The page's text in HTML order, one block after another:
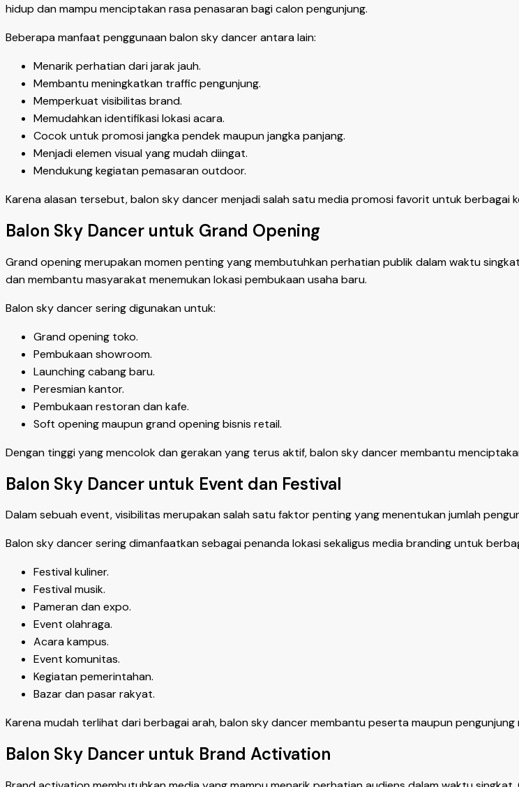
hidup dan mampu menciptakan rasa penasaran bagi calon pengunjung.
Beberapa manfaat penggunaan balon sky dancer antara lain:
Menarik perhatian dari jarak jauh.
Membantu meningkatkan traffic pengunjung.
Memperkuat visibilitas brand.
Memudahkan identifikasi lokasi acara.
Cocok untuk promosi jangka pendek maupun jangka panjang.
Menjadi elemen visual yang mudah diingat.
Mendukung kegiatan pemasaran outdoor.
Karena alasan tersebut, balon sky dancer menjadi salah satu media promosi favorit untuk berbagai
Balon Sky Dancer untuk Grand Opening
Grand opening merupakan momen penting yang membutuhkan perhatian publik dalam waktu
dan membantu masyarakat menemukan lokasi pembukaan usaha baru.
Balon sky dancer sering digunakan untuk:
Grand opening toko.
Pembukaan showroom.
Launching cabang baru.
Peresmian kantor.
Pembukaan restoran dan kafe.
Soft opening maupun grand opening bisnis retail.
Dengan tinggi yang mencolok dan gerakan yang terus aktif, balon sky dancer membantu
Balon Sky Dancer untuk Event dan Festival
Dalam sebuah event, visibilitas merupakan salah satu faktor penting yang menentukan jumlah
Balon sky dancer sering dimanfaatkan sebagai penanda lokasi sekaligus media branding untuk
Festival kuliner.
Festival musik.
Pameran dan expo.
Event olahraga.
Acara kampus.
Event komunitas.
Kegiatan pemerintahan.
Bazar dan pasar rakyat.
Karena mudah terlihat dari berbagai arah, balon sky dancer membantu peserta maupun pengunjung
Balon Sky Dancer untuk Brand Activation